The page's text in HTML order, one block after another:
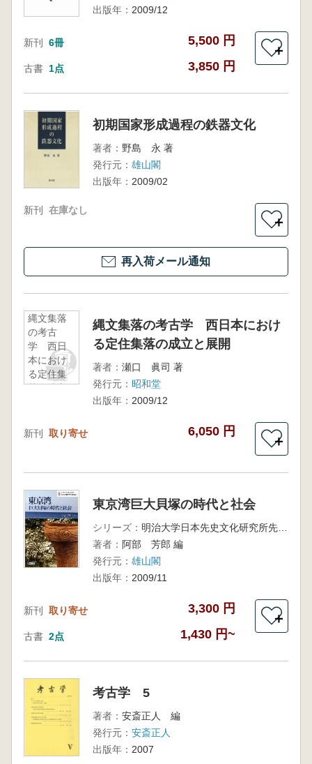
出版年： 2009/12
新刊 6冊 5,500 円
古書 1点 3,850 円
＋
初期国家形成過程の鉄器文化
著者： 野島 永 著
発行元： 雄山閣
出版年： 2009/02
新刊 在庫なし
＋
再入荷メール通知
縄文集落
の考古
学 西日
本におけ
る定住集
落の成立
縄文集落の考古学 西日本におけ
る定住集落の成立と展開
著者： 瀬口 眞司 著
発行元： 昭和堂
出版年： 2009/12
新刊 取り寄せ 6,050 円
＋
東京湾巨大貝塚の時代と社会
シリーズ：
明治大学日本先史文化研究所先史文化研究の新視点 1
著者： 阿部 芳郎 編
発行元： 雄山閣
出版年： 2009/11
新刊 取り寄せ 3,300 円
古書 2点 1,430 円~
＋
考古学 5
著者： 安斎正人 編
発行元： 安斎正人
出版年： 2007